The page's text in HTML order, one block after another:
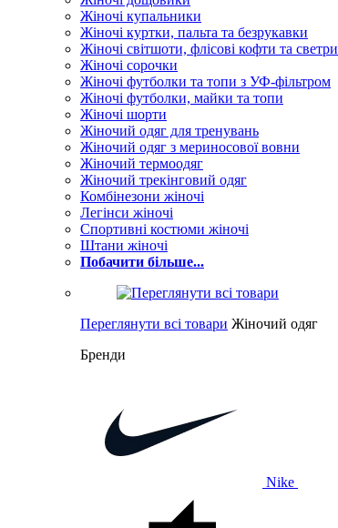
Жіночі купальники
Жіночі куртки, пальта та безрукавки
Жіночі світшоти, флісові кофти та светри
Жіночі сорочки
Жіночі футболки та топи з УФ-фільтром
Жіночі футболки, майки та топи
Жіночі шорти
Жіночий одяг для тренувань
Жіночий одяг з мериносової вовни
Жіночий термоодяг
Жіночий трекінговий одяг
Комбінезони жіночі
Легінси жіночі
Спортивні костюми жіночі
Штани жіночі
Побачити більше...
Переглянути всі товари Жіночий одяг
Бренди
Nike